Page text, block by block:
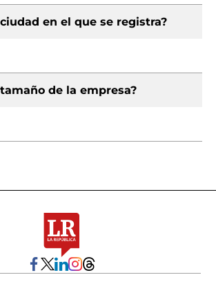
en el que se registra?
de la empresa?